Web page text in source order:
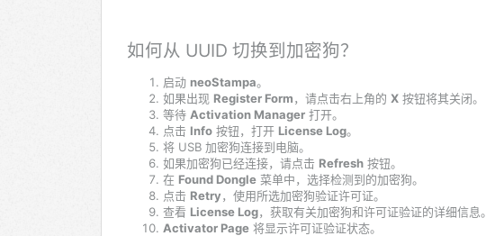
如何从 UUID 切换到加密狗？
启动 neoStampa。
如果出现 Register Form，请点击右上角的 X 按钮将其关闭。
等待 Activation Manager 打开。
点击 Info 按钮，打开 License Log。
将 USB 加密狗连接到电脑。
如果加密狗已经连接，请点击 Refresh 按钮。
在 Found Dongle 菜单中，选择检测到的加密狗。
点击 Retry，使用所选加密狗验证许可证。
查看 License Log，获取有关加密狗和许可证验证的详细信息。
Activator Page 将显示许可证验证状态。